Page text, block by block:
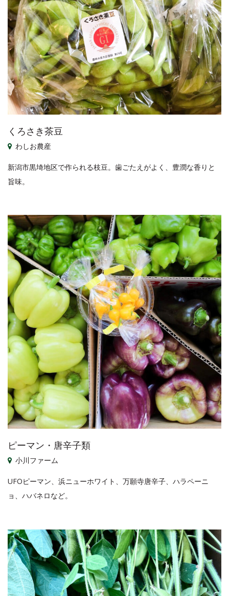
くろさき茶豆
わしお農産
新潟市黒埼地区で作られる枝豆。歯ごたえがよく、豊潤な香りと
旨味。
ピーマン・唐辛子類
小川ファーム
UFOピーマン、浜ニューホワイト、万願寺唐辛子、ハラペーニ
ョ、ハバネロなど。